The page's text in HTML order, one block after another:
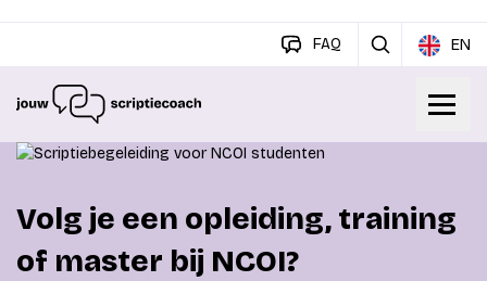
FAQ EN
Volg je een opleiding, training
of master bij NCOI?